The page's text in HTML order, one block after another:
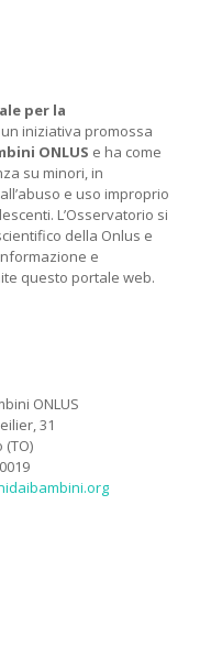
per la
iniziativa promossa
ONLUS e ha come
su minori, in
e uso improprio
L’Osservatorio si
della Onlus e
e
questo portale web.
ONLUS
31
(TO)